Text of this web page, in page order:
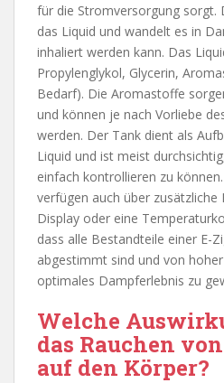
für die Stromversorgung sorgt.
das Liquid und wandelt es in
inhaliert werden kann. Das
Propylenglykol, Glycerin,
Bedarf). Die Aromastoffe
und können je nach Vorliebe
werden. Der Tank dient als
Liquid und ist meist
einfach kontrollieren zu
verfügen auch über zusätzliche
Display oder eine
dass alle Bestandteile einer E-
abgestimmt sind und von
optimales Dampferlebnis zu
Welche
das Rauchen
auf den Körper?